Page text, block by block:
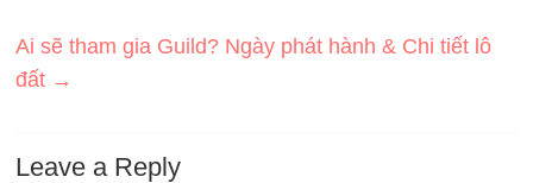
Ai sẽ tham gia Guild? Ngày phát hành & Chi tiết lô
đất →
Leave a Reply